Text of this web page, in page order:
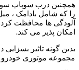
همچنین درب سوپاپ
را که شامل بادامک ،
آلودگی ها محافظت
امکان پذیر می کند.
بدین گونه تاثیر بسزایی
مجموعه موتوری خودرو